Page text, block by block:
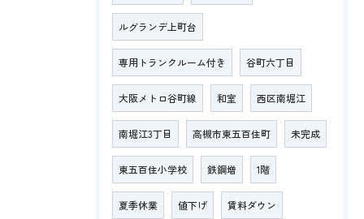
ルグランデ上町台
専用トランクルーム付き 谷町六丁目
大阪メトロ谷町線 和室 西区南堀江
南堀江3丁目 高槻市東五百住町 未完成
東五百住小学校 鉄鋼増 1階
夏季休業 値下げ 賃料ダウン